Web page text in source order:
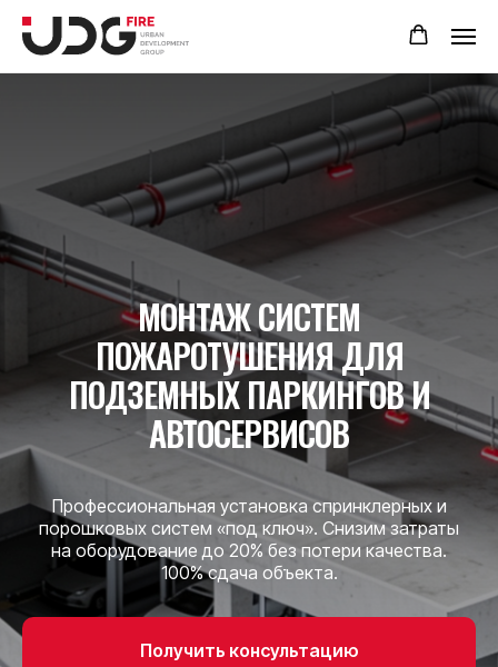
МОНТАЖ СИСТЕМ
ПОЖАРОТУШЕНИЯ ДЛЯ
ПОДЗЕМНЫХ ПАРКИНГОВ И
АВТОСЕРВИСОВ
Профессиональная установка спринклерных и
порошковых систем «под ключ». Снизим затраты
на оборудование до 20% без потери качества.
100% сдача объекта.
Получить консультацию